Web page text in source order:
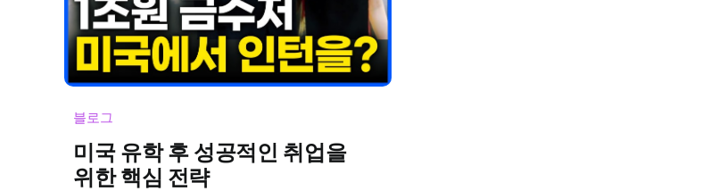
블로그
미국 유학 후 성공적인 취업을
위한 핵심 전략